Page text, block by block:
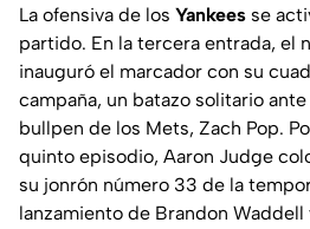
La ofensiva de los Yankees se
partido. En la tercera entrada, el
inauguró el marcador con su
campaña, un batazo solitario
bullpen de los Mets, Zach Pop.
quinto episodio, Aaron Judge
su jonrón número 33 de la
lanzamiento de Brandon